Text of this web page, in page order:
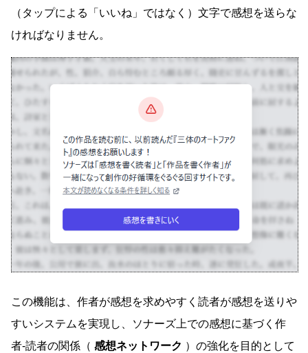
（タップによる「いいね」ではなく）文字で感想を送らな
ければなりません。
この機能は、作者が感想を求めやすく読者が感想を送りや
すいシステムを実現し、ソナーズ上での感想に基づく作
者-読者の関係（ 感想ネットワーク ）の強化を目的として